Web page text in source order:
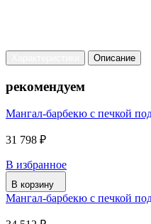
Описание
рекомендуем
Мангал-барбекю с печкой
31 798 ₽
В избранное
В корзину
Мангал-барбекю с печкой